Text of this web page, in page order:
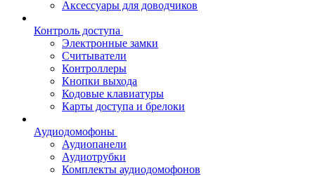
Аксессуары для доводчиков
Контроль доступа
Электронные замки
Считыватели
Контроллеры
Кнопки выхода
Кодовые клавиатуры
Карты доступа и брелоки
Аудиодомофоны
Аудиопанели
Аудиотрубки
Комплекты аудиодомофонов